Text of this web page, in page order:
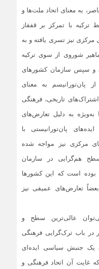
به معنای اتحاد ملت‌ها و
با تمرکز بر قفقاز
مرکزی نیز تسری یافته و به
شوروی از سوی ترکیه
و سپس سازمان کشورهای
به معنای
تاریخی، فرهنگی
به‌ویژه به دلیل تعارض‌های
پان‌تورانیستی با
مرکزی نیز مواجه شده
هم‌گرایی در سازمان
بوده است که این کشورها
تعارض‌های عمیقی نیز
عالی‌ترین سطح و
در باب ترک‌گرایی فرهنگی
یک جنبش سیاسی ایده‌ای
غایت آن اتحاد فرهنگی و